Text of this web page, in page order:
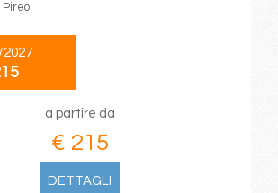
a partire da
€ 215
DETTAGLI